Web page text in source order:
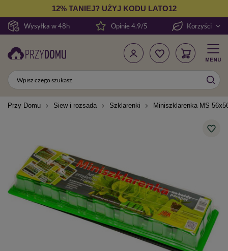
Wysyłka w 48h
12% TANIEJ? UŻYJ KODU LATO12
Opinie 4.9/5 Korzyści
Przy Domu Siew i rozsada Szklarenki Miniszklarenka MS